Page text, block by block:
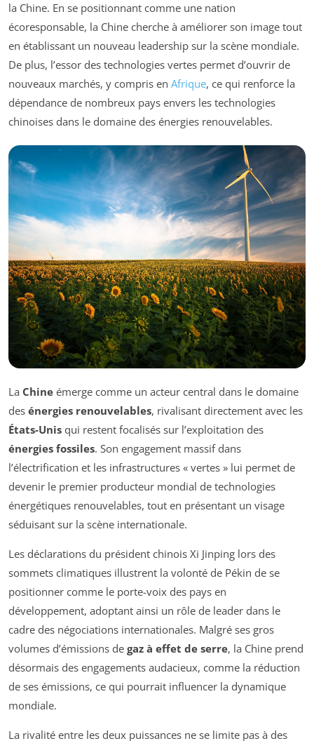
la Chine. En se positionnant comme une nation
écoresponsable, la Chine cherche à améliorer son image tout
en établissant un nouveau leadership sur la scène mondiale.
De plus, l’essor des technologies vertes permet d’ouvrir de
nouveaux marchés, y compris en Afrique, ce qui renforce la
dépendance de nombreux pays envers les technologies
chinoises dans le domaine des énergies renouvelables.
La Chine émerge comme un acteur central dans le domaine
des énergies renouvelables, rivalisant directement avec les
États-Unis qui restent focalisés sur l’exploitation des
énergies fossiles. Son engagement massif dans
l’électrification et les infrastructures « vertes » lui permet de
devenir le premier producteur mondial de technologies
énergétiques renouvelables, tout en présentant un visage
séduisant sur la scène internationale.
Les déclarations du président chinois Xi Jinping lors des
sommets climatiques illustrent la volonté de Pékin de se
positionner comme le porte-voix des pays en
développement, adoptant ainsi un rôle de leader dans le
cadre des négociations internationales. Malgré ses gros
volumes d’émissions de gaz à effet de serre, la Chine prend
désormais des engagements audacieux, comme la réduction
de ses émissions, ce qui pourrait influencer la dynamique
mondiale.
La rivalité entre les deux puissances ne se limite pas à des